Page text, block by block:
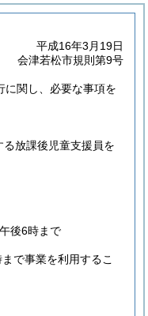
平成16年3月19日
会津若松市規則第9号
に関し、必要な事項を
る放課後児童支援員を
後6時まで
で事業を利用するこ